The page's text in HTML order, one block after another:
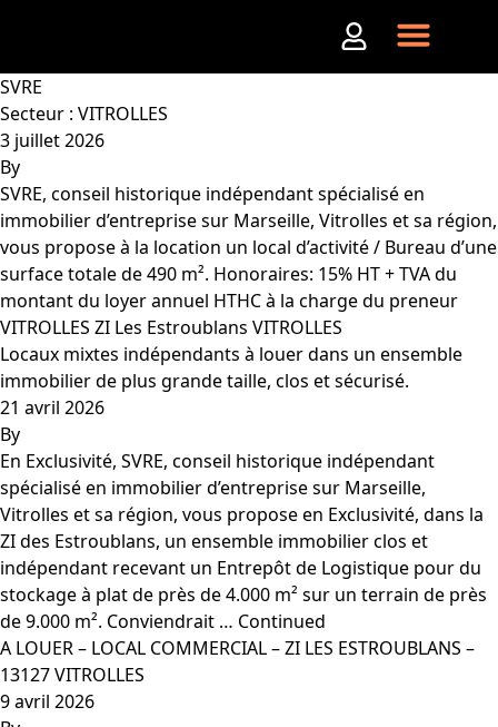
Aller au contenu
SVRE
Secteur : VITROLLES
3 juillet 2026
By
SVRE, conseil historique indépendant spécialisé en
immobilier d’entreprise sur Marseille, Vitrolles et sa région,
vous propose à la location un local d’activité / Bureau d’une
surface totale de 490 m². Honoraires: 15% HT + TVA du
montant du loyer annuel HTHC à la charge du preneur
VITROLLES ZI Les Estroublans VITROLLES
Locaux mixtes indépendants à louer dans un ensemble
immobilier de plus grande taille, clos et sécurisé.
21 avril 2026
By
En Exclusivité, SVRE, conseil historique indépendant
spécialisé en immobilier d’entreprise sur Marseille,
Vitrolles et sa région, vous propose en Exclusivité, dans la
ZI des Estroublans, un ensemble immobilier clos et
indépendant recevant un Entrepôt de Logistique pour du
stockage à plat de près de 4.000 m² sur un terrain de près
de 9.000 m². Conviendrait … Continued
A LOUER – LOCAL COMMERCIAL – ZI LES ESTROUBLANS –
13127 VITROLLES
9 avril 2026